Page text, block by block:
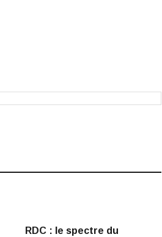
RDC : le spectre du